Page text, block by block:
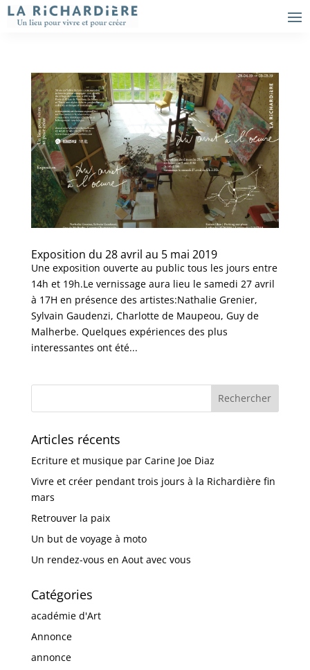
Exposition du 28 avril au 5 mai 2019
Une exposition ouverte au public tous les jours entre
14h et 19h.Le vernissage aura lieu le samedi 27 avril
à 17H en présence des artistes:Nathalie Grenier,
Sylvain Gaudenzi, Charlotte de Maupeou, Guy de
Malherbe. Quelques expériences des plus
interessantes ont été...
Articles récents
Ecriture et musique par Carine Joe Diaz
Vivre et créer pendant trois jours à la Richardière fin
mars
Retrouver la paix
Un but de voyage à moto
Un rendez-vous en Aout avec vous
Catégories
académie d'Art
Annonce
annonce